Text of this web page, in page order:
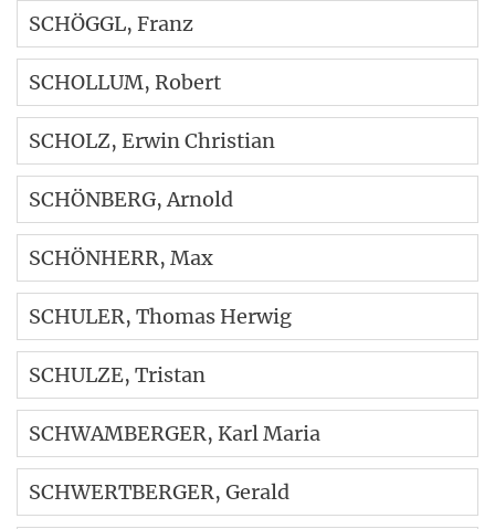
SCHÖGGL, Franz
SCHOLLUM, Robert
SCHOLZ, Erwin Christian
SCHÖNBERG, Arnold
SCHÖNHERR, Max
SCHULER, Thomas Herwig
SCHULZE, Tristan
SCHWAMBERGER, Karl Maria
SCHWERTBERGER, Gerald